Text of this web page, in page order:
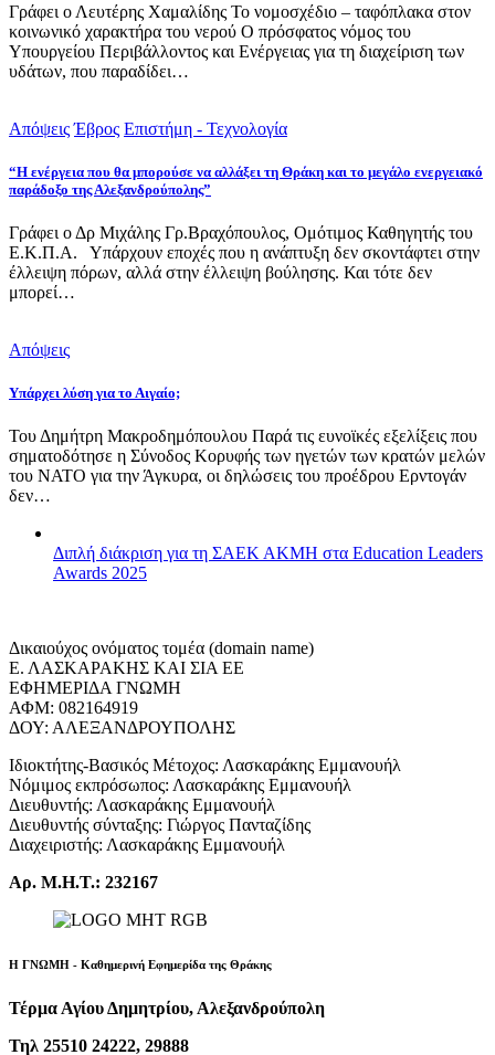
Γράφει ο Λευτέρης Χαμαλίδης Το νομοσχέδιο – ταφόπλακα στον
κοινωνικό χαρακτήρα του νερού Ο πρόσφατος νόμος του
Υπουργείου Περιβάλλοντος και Ενέργειας για τη διαχείριση των
υδάτων, που παραδίδει…
Απόψεις Έβρος Επιστήμη - Τεχνολογία
“Η ενέργεια που θα μπορούσε να αλλάξει τη Θράκη και το μεγάλο ενεργειακό
παράδοξο της Αλεξανδρούπολης”
Γράφει ο Δρ Μιχάλης Γρ.Βραχόπουλος, Ομότιμος Καθηγητής του
Ε.Κ.Π.Α. Υπάρχουν εποχές που η ανάπτυξη δεν σκοντάφτει στην
έλλειψη πόρων, αλλά στην έλλειψη βούλησης. Και τότε δεν
μπορεί…
Απόψεις
Υπάρχει λύση για το Αιγαίο;
Του Δημήτρη Μακροδημόπουλου Παρά τις ευνοϊκές εξελίξεις που
σηματοδότησε η Σύνοδος Κορυφής των ηγετών των κρατών μελών
του ΝΑΤΟ για την Άγκυρα, οι δηλώσεις του προέδρου Ερντογάν
δεν…
Διπλή διάκριση για τη ΣΑΕΚ ΑΚΜΗ στα Education Leaders
Awards 2025
Δικαιούχος ονόματος τομέα (domain name)
Ε. ΛΑΣΚΑΡΑΚΗΣ ΚΑΙ ΣΙΑ ΕΕ
ΕΦΗΜΕΡΙΔΑ ΓΝΩΜΗ
ΑΦΜ: 082164919
ΔΟΥ: ΑΛΕΞΑΝΔΡΟΥΠΟΛΗΣ
Ιδιοκτήτης-Βασικός Μέτοχος: Λασκαράκης Εμμανουήλ
Νόμιμος εκπρόσωπος: Λασκαράκης Εμμανουήλ
Διευθυντής: Λασκαράκης Εμμανουήλ
Διευθυντής σύνταξης: Γιώργος Πανταζίδης
Διαχειριστής: Λασκαράκης Εμμανουήλ
Αρ. Μ.Η.Τ.: 232167
Η ΓΝΩΜΗ - Καθημερινή Εφημερίδα της Θράκης
Τέρμα Αγίου Δημητρίου, Αλεξανδρούπολη
Τηλ 25510 24222, 29888